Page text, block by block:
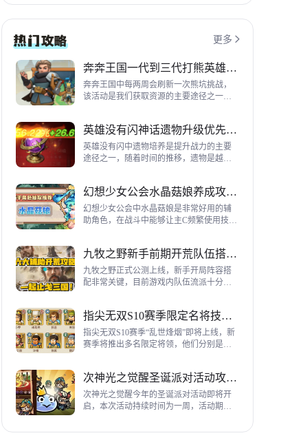
更多 
奔奔王国一代到三代打熊英雄推荐
奔奔王国中每两周会刷新一次熊坑挑战，
该活动是我们获取资源的主要途径之一，
到三代打熊英雄选择建议，各位参考一
下。
英雄没有闪神话遗物升级优先级指南
英雄没有闪中遗物培养是提升战力的主要
途径之一，随着时间的推移，遗物是越来
神话遗物升级优先级建议。
幻想少女公会水晶菇娘养成攻略详解
幻想少女公会中水晶菇娘是非常好用的辅
助角色，在战斗中能够让主C频繁使用技
成全方位指南，大家来看看吧。
九牧之野新手前期开荒队伍搭配指南
九牧之野正式公测上线，新手开局阵容搭
配非常关键，目前游戏内队伍流派十分丰
前期开荒阵容搭配详细攻略。
指尖无双S10赛季限定名将技能一览
指尖无双S10赛季“乱世烽烟”即将上线，新
赛季将推出多名限定将领，他们分别是：
了解一下吧。
次神光之觉醒圣诞派对活动攻略指南
次神光之觉醒今年的圣诞派对活动即将开
启，本次活动持续时间为一周，活动期间
来提升活动等级领取对应奖励，下面为大